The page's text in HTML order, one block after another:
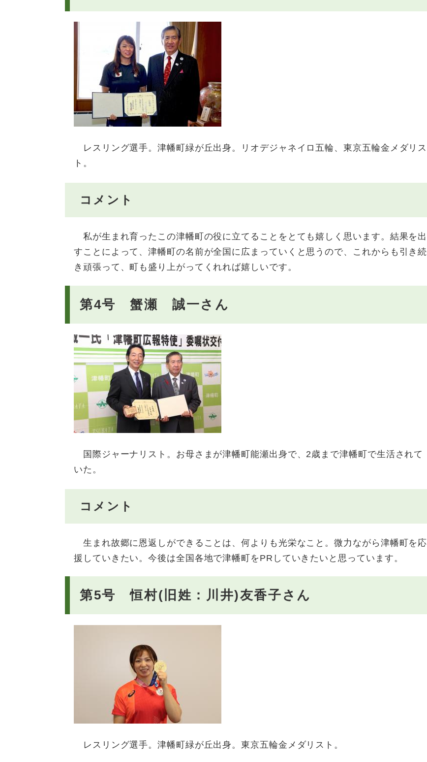
レスリング選手。津幡町緑が丘出身。リオデジャネイロ五輪、東京五輪金メダリス
ト。
コメント
私が生まれ育ったこの津幡町の役に立てることをとても嬉しく思います。結果を出
すことによって、津幡町の名前が全国に広まっていくと思うので、これからも引き続
き頑張って、町も盛り上がってくれれば嬉しいです。
第4号 蟹瀬 誠一さん
国際ジャーナリスト。お母さまが津幡町能瀬出身で、2歳まで津幡町で生活されて
いた。
コメント
生まれ故郷に恩返しができることは、何よりも光栄なこと。微力ながら津幡町を応
援していきたい。今後は全国各地で津幡町をPRしていきたいと思っています。
第5号 恒村(旧姓：川井)友香子さん
レスリング選手。津幡町緑が丘出身。東京五輪金メダリスト。